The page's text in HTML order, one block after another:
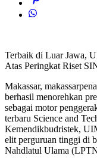
Terbaik di Luar Jawa,
Atas Peringkat Riset
Makassar,
berhasil menorehkan
sebagai motor
terbaru Science and
Kemendikbudristek,
elit perguruan tinggi di
Nahdlatul Ulama